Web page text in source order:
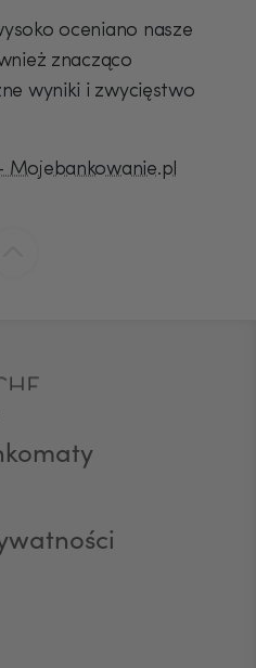
oceniano nasze
znacząco
wyniki i zwycięstwo
Mojebankowanie.pl
EUR